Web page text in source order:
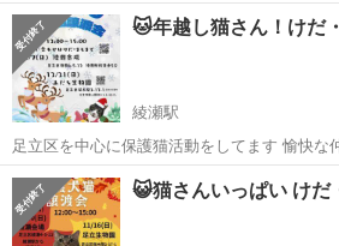
だ・まも》です😺 足立区とも連携しTNRに取り組み 日々 猫中心に走
り回ってます😆 保護猫の魅力と活動を皆さんに知って頂きたい！そし
て 保護っ子達を紹介し...
東京 足立区 綾瀬駅 その他 シニ
🐱年越し猫さん！けだ
綾瀬駅
足立区を中心に保護猫活動をしてます 愉快な仲
だ・まも》です😺 足立区とも連携しTNRに取り組み 日々 猫中心に走
り回ってます😆 保護猫の魅力と活動を皆さんに知って頂きたい！そし
て 保護っ子達を紹介し...
東京 足立区 綾瀬駅 その他 年越
😺猫さんいっぱい けだ